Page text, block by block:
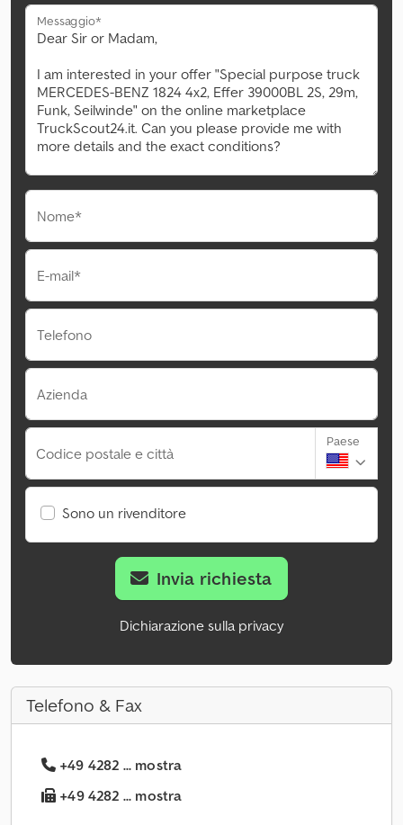
Messaggio*
Nome*
E-mail*
Telefono
Azienda
Codice postale e città
Paese
Sono un rivenditore
Invia richiesta
Dichiarazione sulla privacy
Telefono & Fax
+49 4282 ... mostra
+49 4282 ... mostra